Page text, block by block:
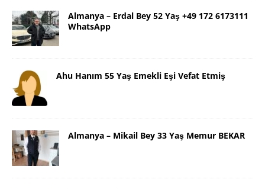
Almanya – Erdal Bey 52 Yaş +49 172 6173111
WhatsApp
Ahu Hanım 55 Yaş Emekli Eşi Vefat Etmiş
Almanya – Mikail Bey 33 Yaş Memur BEKAR